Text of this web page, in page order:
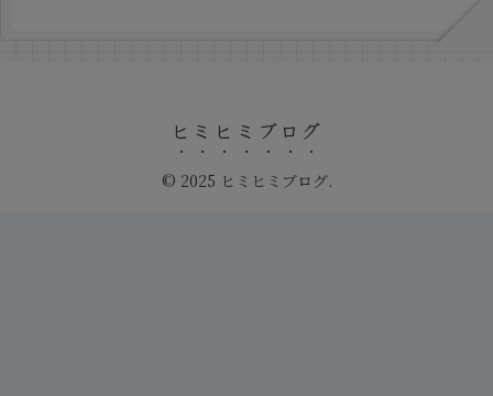
ヒミヒミブログ
© 2025 ヒミヒミブログ.